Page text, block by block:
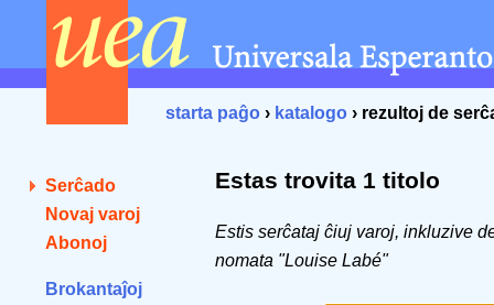
starta paĝo › katalogo › rezultoj de
Serĉado
Novaj varoj
Abonoj
Brokantaĵoj
Estas trovita 1 titolo
Estis serĉataj ĉiuj varoj, inkluzive
nomata "Louise Labé"